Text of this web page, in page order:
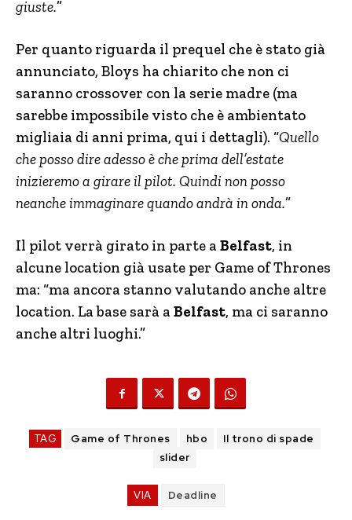
giuste.”
Per quanto riguarda il prequel che è stato già
annunciato, Bloys ha chiarito che non ci
saranno crossover con la serie madre (ma
sarebbe impossibile visto che è ambientato
migliaia di anni prima, qui i dettagli). “Quello
che posso dire adesso è che prima dell’estate
inizieremo a girare il pilot. Quindi non posso
neanche immaginare quando andrà in onda.”
Il pilot verrà girato in parte aBelfast, in
alcune location già usate per Game of Thrones
ma: “ma ancora stanno valutando anche altre
location. La base sarà aBelfast, ma ci saranno
anche altri luoghi.”
TAG Game of Thrones hbo
Il trono di spade
slider
VIA Deadline